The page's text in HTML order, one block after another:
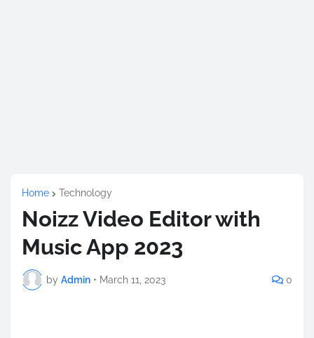
Home Technology
Noizz Video Editor with
Music App 2023
by Admin • March 11, 2023 0